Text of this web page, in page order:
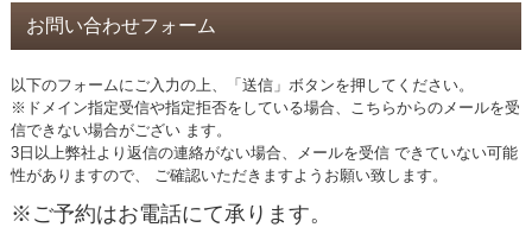
お問い合わせフォーム
以下のフォームにご入力の上、「送信」ボタンを押してください。
※ドメイン指定受信や指定拒否をしている場合、こちらからのメールを受
信できない場合がござい ます。
3日以上弊社より返信の連絡がない場合、メールを受信 できていない可能
性がありますので、 ご確認いただきますようお願い致します。
※ご予約はお電話にて承ります。